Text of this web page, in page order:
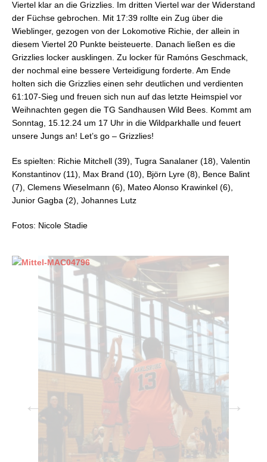
Viertel klar an die Grizzlies. Im dritten Viertel war der Widerstand
der Füchse gebrochen. Mit 17:39 rollte ein Zug über die
Wieblinger, gezogen von der Lokomotive Richie, der allein in
diesem Viertel 20 Punkte beisteuerte. Danach ließen es die
Grizzlies locker ausklingen. Zu locker für Ramóns Geschmack,
der nochmal eine bessere Verteidigung forderte. Am Ende
holten sich die Grizzlies einen sehr deutlichen und verdienten
61:107-Sieg und freuen sich nun auf das letzte Heimspiel vor
Weihnachten gegen die TG Sandhausen Wild Bees. Kommt am
Sonntag, 15.12.24 um 17 Uhr in die Wildparkhalle und feuert
unsere Jungs an! Let’s go – Grizzlies!
Es spielten: Richie Mitchell (39), Tugra Sanalaner (18), Valentin
Konstantinov (11), Max Brand (10), Björn Lyre (8), Bence Balint
(7), Clemens Wieselmann (6), Mateo Alonso Krawinkel (6),
Junior Gagba (2), Johannes Lutz
Fotos: Nicole Stadie